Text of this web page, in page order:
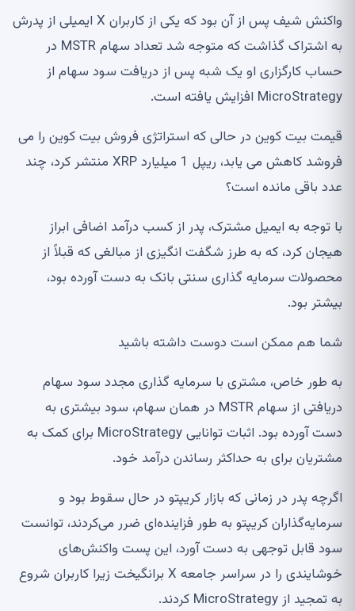
واکنش شیف پس از آن بود که یکی از کاربران X ایمیلی از پدرش
به اشتراک گذاشت که متوجه شد تعداد سهام MSTR در
حساب کارگزاری او یک شبه پس از دریافت سود سهام از
MicroStrategy افزایش یافته است.
قیمت بیت کوین در حالی که استراتژی فروش بیت کوین را می
فروشد کاهش می یابد، ریپل 1 میلیارد XRP منتشر کرد، چند
عدد باقی مانده است؟
با توجه به ایمیل مشترک، پدر از کسب درآمد اضافی ابراز
هیجان کرد، که به طرز شگفت انگیزی از مبالغی که قبلاً از
محصولات سرمایه گذاری سنتی بانک به دست آورده بود،
بیشتر بود.
شما هم ممکن است دوست داشته باشید
به طور خاص، مشتری با سرمایه گذاری مجدد سود سهام
دریافتی از سهام MSTR در همان سهام، سود بیشتری به
دست آورده بود. اثبات توانایی MicroStrategy برای کمک به
مشتریان برای به حداکثر رساندن درآمد خود.
اگرچه پدر در زمانی که بازار کریپتو در حال سقوط بود و
سرمایه‌گذاران کریپتو به طور فزاینده‌ای ضرر می‌کردند، توانست
سود قابل توجهی به دست آورد، این پست واکنش‌های
خوشایندی را در سراسر جامعه X برانگیخت زیرا کاربران شروع
به تمجید از MicroStrategy کردند.